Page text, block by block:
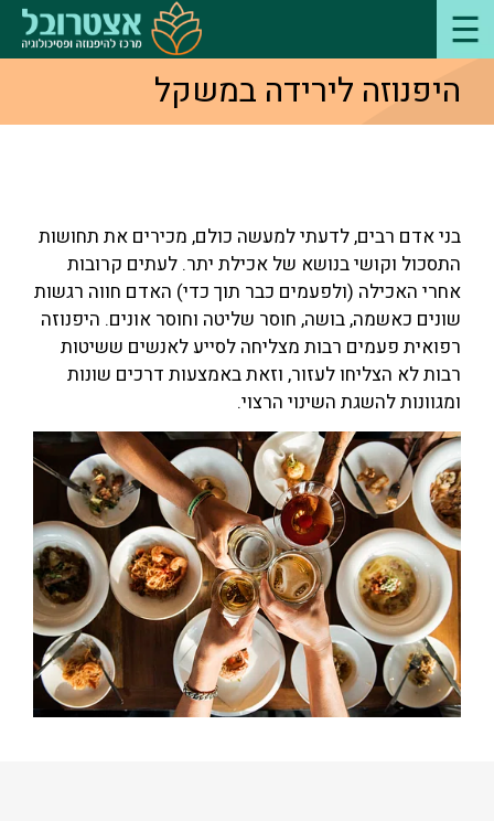
היפנוזה לירידה במשקל
בני אדם רבים, לדעתי למעשה כולם, מכירים את תחושות
התסכול וקושי בנושא של אכילת יתר. לעתים קרובות
אחרי האכילה (ולפעמים כבר תוך כדי) האדם חווה רגשות
שונים כאשמה, בושה, חוסר שליטה וחוסר אונים. היפנוזה
רפואית פעמים רבות מצליחה לסייע לאנשים ששיטות
רבות לא הצליחו לעזור, וזאת באמצעות דרכים שונות
ומגוונות להשגת השינוי הרצוי.